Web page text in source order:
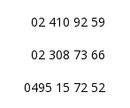
02 410 92 59
02 308 73 66
0495 15 72 52